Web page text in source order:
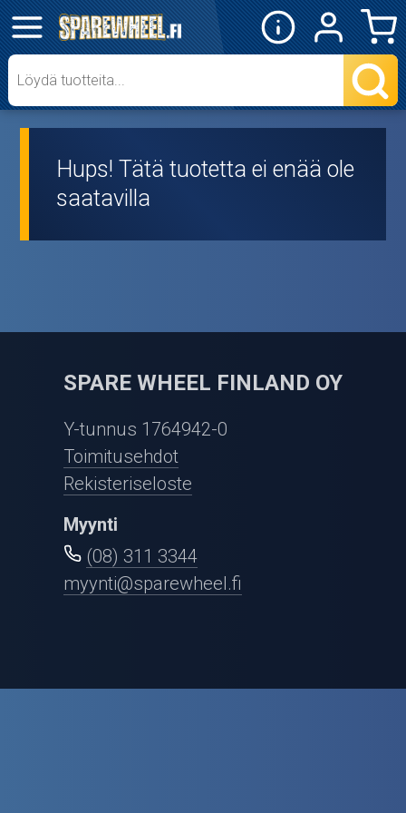
✕
Mopon osat
Skootterin osat
Crossipyörän osat
Ajovarusteet
Nastarenkaat
Renkaat ja vanteet
Öljyt ja kemikaalit
Outlet-tuotteet
Hups! Tätä tuotetta ei enää ole
saatavilla
SPARE WHEEL FINLAND OY
Y-tunnus 1764942-0
Toimitusehdot
Rekisteriseloste
Myynti
(08) 311 3344
myynti@sparewheel.fi